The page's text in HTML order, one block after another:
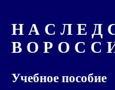
Н А С Л Е Д
В О Р О С С
Учебное пособие